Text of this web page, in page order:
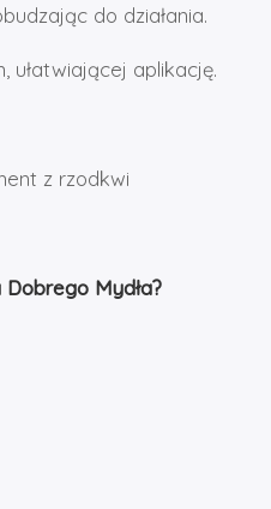
do działania.
ułatwiającej aplikację.
z rzodkwi
Mydła?